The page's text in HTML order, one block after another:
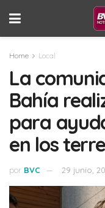
Home Local
La
Bahía
para
en los
por BVC 29 junio,